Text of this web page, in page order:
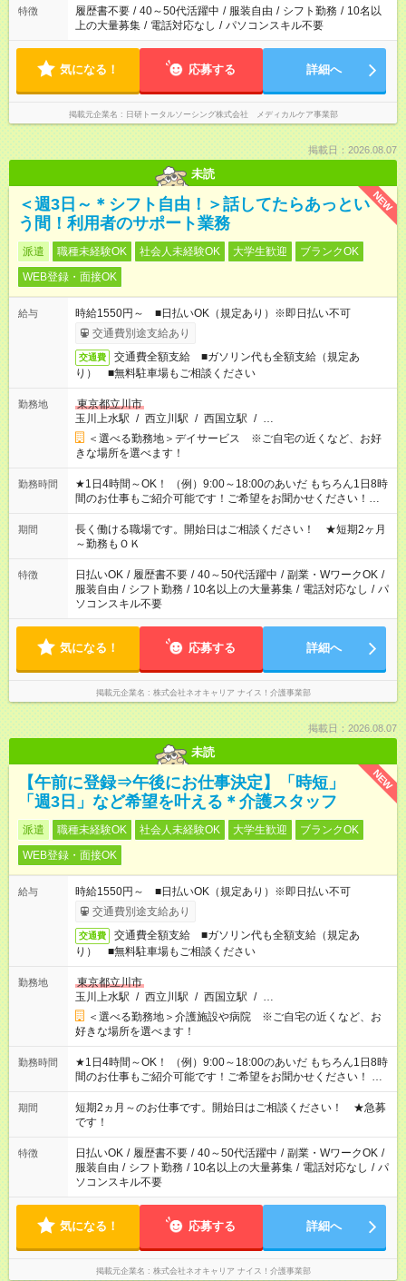
場合は応募できません。
特徴 履歴書不要 / 40～50代活躍中 / 服装自由 / シフト勤務 / 10名以
上の大量募集 / 電話対応なし / パソコンスキル不要
気になる！ 応募する 詳細へ
掲載元企業名 日研トータルソーシング株式会社 メディカルケア事業部
掲載日：2026.08.07
未読
NEW
＜週3日～＊シフト自由！＞話してたらあっとい
う間！利用者のサポート業務
派遣 職種未経験OK 社会人未経験OK 大学生歓迎
ブランクOK
WEB登録・面接OK
給与
時給1550円～ ■日払いOK（規定あり）※即日払い不可
交通費別途支給あり
交通費
交通費全額支給 ■ガソリン代も全額支給（規定あ
り） ■無料駐車場もご相談ください
勤務地
東京都立川市
玉川上水駅 / 西立川駅 / 西国立駅 / …
＜選べる勤務地＞デイサービス ※ご自宅の近くなど、お好
きな場所を選べます！
勤務時間
★1日4時間～OK！ （例）9:00～18:00のあいだ もちろん1日8時
間のお仕事もご紹介可能です！ご希望をお聞かせください！★家
庭の都合でお休みが必要な場合も遠慮なくご相談ください。 ※
週最低15時間以上の勤務が必要です
期間
長く働ける職場です。開始日はご相談ください！ ★短期2ヶ月
～勤務もＯＫ
特徴 日払いOK / 履歴書不要 / 40～50代活躍中 / 副業・WワークOK /
服装自由 / シフト勤務 / 10名以上の大量募集 / 電話対応なし / パ
ソコンスキル不要
気になる！ 応募する 詳細へ
掲載元企業名 株式会社ネオキャリア ナイス！介護事業部
掲載日：2026.08.07
未読
NEW
【午前に登録⇒午後にお仕事決定】「時短」
「週3日」など希望を叶える＊介護スタッフ
派遣 職種未経験OK 社会人未経験OK 大学生歓迎
ブランクOK
WEB登録・面接OK
給与
時給1550円～ ■日払いOK（規定あり）※即日払い不可
交通費別途支給あり
交通費
交通費全額支給 ■ガソリン代も全額支給（規定あ
り） ■無料駐車場もご相談ください
勤務地
東京都立川市
玉川上水駅 / 西立川駅 / 西国立駅 / …
＜選べる勤務地＞介護施設や病院 ※ご自宅の近くなど、お
好きな場所を選べます！
勤務時間
★1日4時間～OK！ （例）9:00～18:00のあいだ もちろん1日8時
間のお仕事もご紹介可能です！ご希望をお聞かせください！ ※
週最低15時間以上の勤務が必要です
期間
短期2ヵ月～のお仕事です。開始日はご相談ください！ ★急募
です！
特徴 日払いOK / 履歴書不要 / 40～50代活躍中 / 副業・WワークOK /
服装自由 / シフト勤務 / 10名以上の大量募集 / 電話対応なし / パ
ソコンスキル不要
気になる！ 応募する 詳細へ
掲載元企業名 株式会社ネオキャリア ナイス！介護事業部